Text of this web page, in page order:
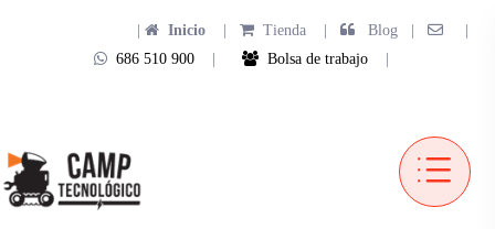
Inicio Tienda Blog |
686 510 900
Bolsa de trabajo